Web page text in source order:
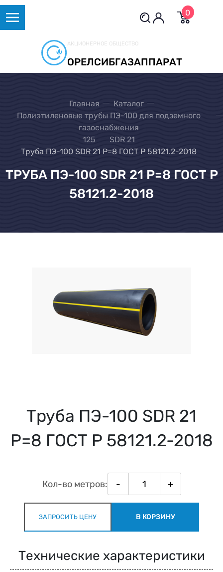
0
АКЦИОНЕРНОЕ ОБЩЕСТВО
ОРЕЛСИБГАЗАППАРАТ
Главная
Каталог
Полиэтиленовые трубы ПЭ-100 для подземного
газоснабжения
125
SDR 21
Труба ПЭ-100 SDR 21 Р=8 ГОСТ Р 58121.2-2018
ТРУБА ПЭ-100 SDR 21 Р=8 ГОСТ Р
58121.2-2018
Труба ПЭ-100 SDR 21
Р=8 ГОСТ Р 58121.2-2018
Кол-во метров: - +
ЗАПРОСИТЬ ЦЕНУ В КОРЗИНУ
Технические характеристики